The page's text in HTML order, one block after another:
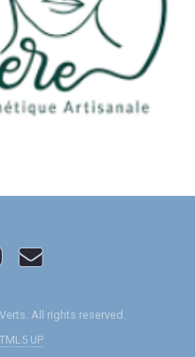
All rights reserved.
UP